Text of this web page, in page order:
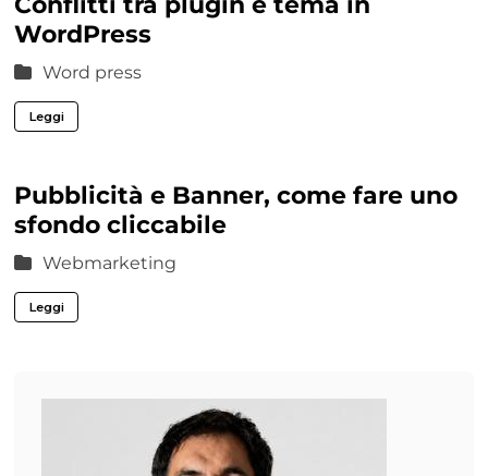
WordPress
Word press
Leggi
Pubblicità e Banner, come fare uno
sfondo cliccabile
Webmarketing
Leggi